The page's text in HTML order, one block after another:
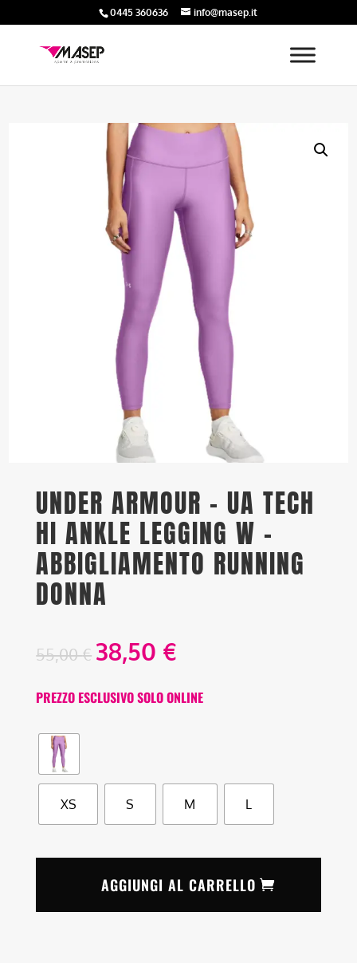
0445 360636 info@masep.it
UNDER ARMOUR – UA TECH
HI ANKLE LEGGING W –
ABBIGLIAMENTO RUNNING
DONNA
55,00€ 38,50 €
PREZZO ESCLUSIVO SOLO ONLINE
XS S M L
AGGIUNGI AL CARRELLO